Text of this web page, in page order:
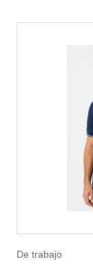
De trabajo